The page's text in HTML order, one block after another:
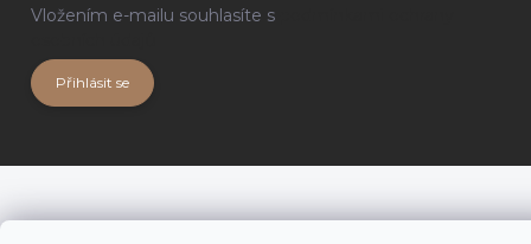
Vložením e-mailu souhlasíte s
Přihlásit se